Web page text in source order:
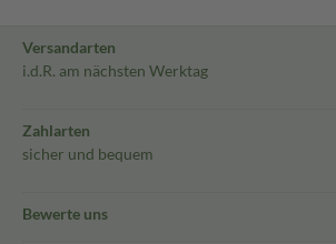
Versandarten
i.d.R. am nächsten Werktag
Zahlarten
sicher und bequem
Bewerte uns